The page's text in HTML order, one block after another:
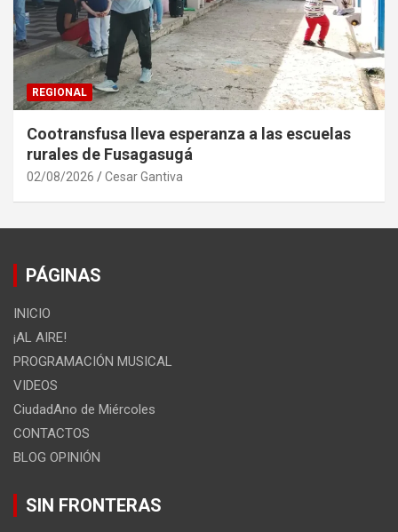
REGIONAL
Cootransfusa lleva esperanza a las escuelas
rurales de Fusagasugá
02/08/2026 Cesar Gantiva
PÁGINAS
INICIO
¡AL AIRE!
PROGRAMACIÓN MUSICAL
VIDEOS
CiudadAno de Miércoles
CONTACTOS
BLOG OPINIÓN
SIN FRONTERAS